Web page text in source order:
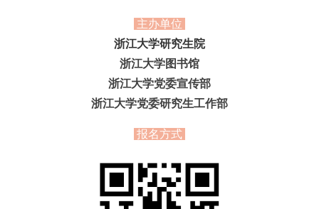
主办单位
浙江大学研究生院
浙江大学图书馆
浙江大学党委宣传部
浙江大学党委研究生工作部
报名方式